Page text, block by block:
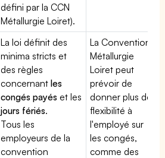
défini par la CCN
Métallurgie Loiret).
La loi définit des
minima stricts et
des règles
concernantles
congés payés et les
jours fériés.
Tous les
employeurs de la
convention
La Convention
Métallurgie
Loiret peut
prévoir de
donner plus de
flexibilité à
l'employé sur
les congés,
comme des